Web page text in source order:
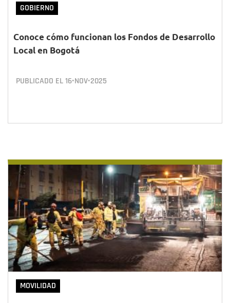
GOBIERNO
Conoce cómo funcionan los Fondos de Desarrollo
Local en Bogotá
PUBLICADO EL16•NOV•2025
MOVILIDAD